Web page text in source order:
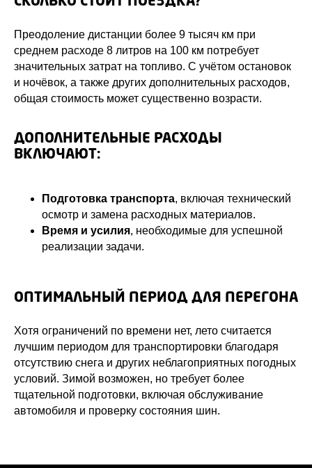
Преодоление дистанции более 9 тысяч км при
среднем расходе 8 литров на 100 км потребует
значительных затрат на топливо. С учётом остановок
и ночёвок, а также других дополнительных расходов,
общая стоимость может существенно возрасти.
ДОПОЛНИТЕЛЬНЫЕ РАСХОДЫ
ВКЛЮЧАЮТ:
Подготовка транспорта, включая технический
осмотр и замена расходных материалов.
Время и усилия, необходимые для успешной
реализации задачи.
ОПТИМАЛЬНЫЙ ПЕРИОД ДЛЯ ПЕРЕГОНА
Хотя ограничений по времени нет, лето считается
лучшим периодом для транспортировки благодаря
отсутствию снега и других неблагоприятных погодных
условий. Зимой возможен, но требует более
тщательной подготовки, включая обслуживание
автомобиля и проверку состояния шин.